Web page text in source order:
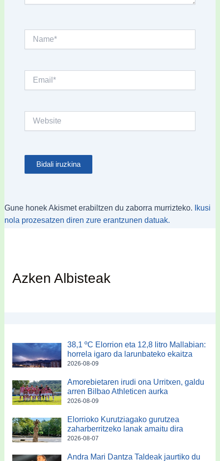
Name*
Email*
Gune honek Akismet erabiltzen du zaborra murrizteko.
Ikusi
nola prozesatzen diren zure erantzunen datuak.
Azken Albisteak
38,1 ºC Elorrion eta 12,8 litro Mallabian:
horrela igaro da larunbateko ekaitza
2026-08-09
Amorebietaren irudi ona Urritxen, galdu
arren Bilbao Athleticen aurka
2026-08-09
Elorrioko Kurutziagako gurutzea
zaharberritzeko lanak amaitu dira
2026-08-07
Andra Mari Dantza Taldeak jaurtiko du